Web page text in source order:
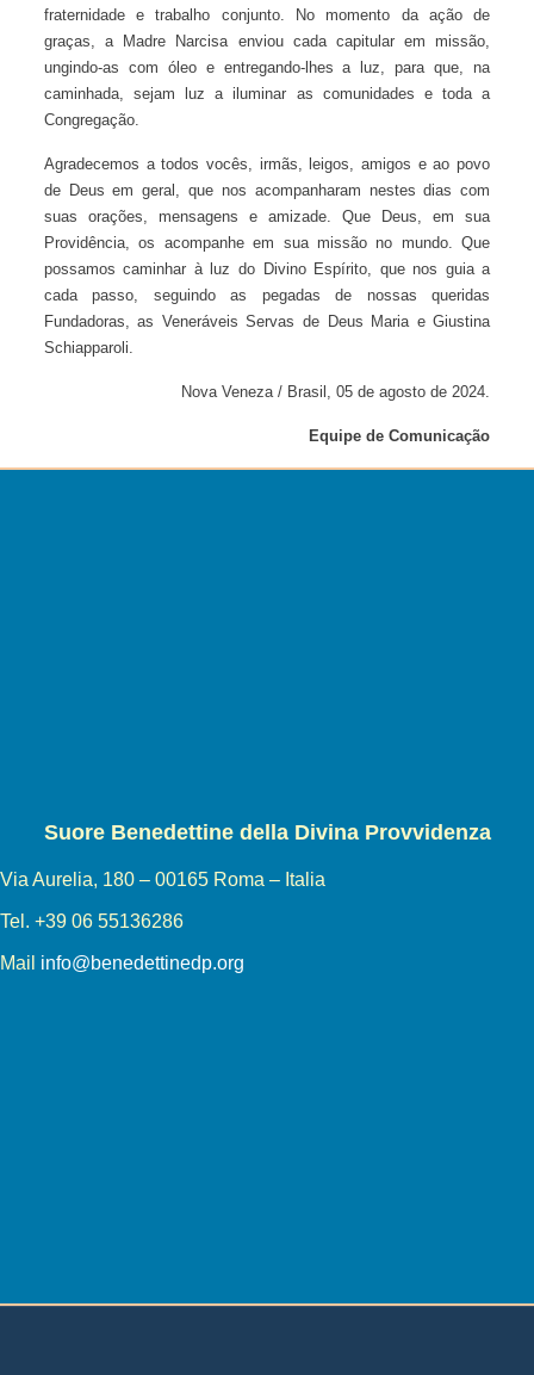
fraternidade e trabalho conjunto. No momento da ação de
graças, a Madre Narcisa enviou cada capitular em missão,
ungindo-as com óleo e entregando-lhes a luz, para que, na
caminhada, sejam luz a iluminar as comunidades e toda a
Congregação.
Agradecemos a todos vocês, irmãs, leigos, amigos e ao
povo de Deus em geral, que nos acompanharam nestes dias
com suas orações, mensagens e amizade. Que Deus, em sua
Providência, os acompanhe em sua missão no mundo. Que
possamos caminhar à luz do Divino Espírito, que nos guia a
cada passo, seguindo as pegadas de nossas queridas
Fundadoras, as Veneráveis Servas de Deus Maria e Giustina
Schiapparoli.
Nova Veneza / Brasil, 05 de agosto de 2024.
Equipe de Comunicação
Suore Benedettine della Divina Provvidenza
Via Aurelia, 180 – 00165 Roma – Italia
Tel. +39 06 55136286
Mail info@benedettinedp.org